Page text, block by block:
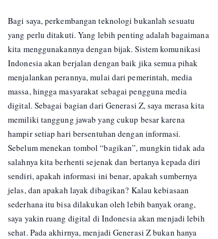
Bagi saya, perkembangan teknologi bukanlah sesuatu
yang perlu ditakuti. Yang lebih penting adalah bagaimana
kita menggunakannya dengan bijak. Sistem komunikasi
Indonesia akan berjalan dengan baik jika semua pihak
menjalankan perannya, mulai dari pemerintah, media
massa, hingga masyarakat sebagai pengguna media
digital. Sebagai bagian dari Generasi Z, saya merasa kita
memiliki tanggung jawab yang cukup besar karena
hampir setiap hari bersentuhan dengan informasi.
Sebelum menekan tombol “bagikan”, mungkin tidak ada
salahnya kita berhenti sejenak dan bertanya kepada diri
sendiri, apakah informasi ini benar, apakah sumbernya
jelas, dan apakah layak dibagikan? Kalau kebiasaan
sederhana itu bisa dilakukan oleh lebih banyak orang,
saya yakin ruang digital di Indonesia akan menjadi lebih
sehat. Pada akhirnya, menjadi Generasi Z bukan hanya